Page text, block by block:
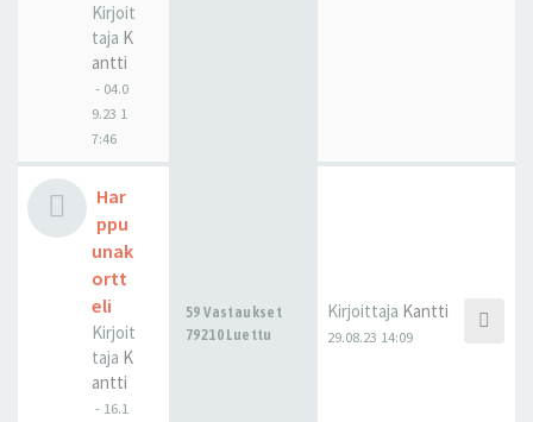
Kirjoit
taja K
antti
- 04.0
9.23 1
7:46
Har
ppu
unak
ortt
eli
Kirjoit
taja K
antti
- 16.1
59 Vastaukset
79210 Luettu
Kirjoittaja Kantti
29.08.23 14:09